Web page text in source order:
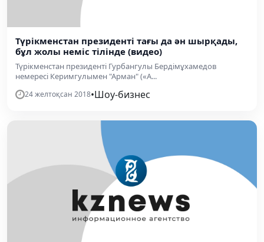
Түрікменстан президенті тағы да ән шырқады,
бұл жолы неміс тілінде (видео)
Түрікменстан президенті Гурбангулы Бердімұхамедов
немересі Керимгулымен "Арман" («A...
24 желтоқсан 2018•Шоу-бизнес